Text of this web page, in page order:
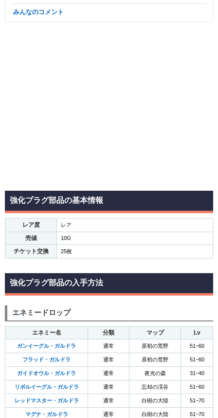
みんなのコメント
強化プラグ部品の基本情報
レア度 レア
売値 10G
チケット交換 25枚
強化プラグ部品の入手方法
エネミードロップ
エネミー名 分類 マップ Lv
ガンイーグル・ガルドラ 通常 原初の荒野 51~60
フラッド・ガルドラ 通常 原初の荒野 51~60
ガイドオウル・ガルドラ 通常 夜光の森 31~40
リボルイーグル・ガルドラ 通常 忘却の渓谷 51~60
レッドマスター・ガルドラ 通常 白樹の大陸 51~70
マグナ・ガルドラ 通常 白樹の大陸 51~70